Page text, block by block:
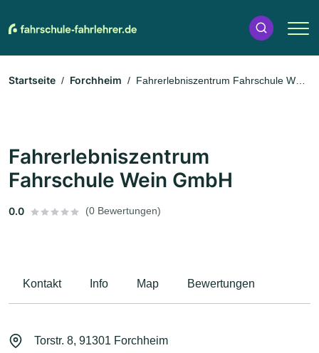
Startseite Forchheim
Fahrerlebniszentrum Fahrschule Wein
Fahrerlebniszentrum
Fahrschule Wein GmbH
0.0 (0 Bewertungen)
Kontakt Info Map Bewertungen
Torstr. 8, 91301 Forchheim